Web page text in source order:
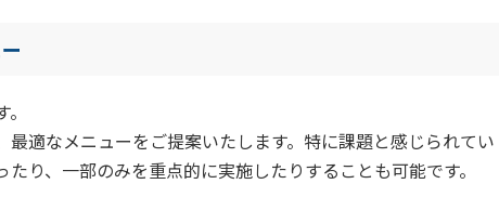
適なメニューをご提案いたします。特に課題と感じられてい
り、一部のみを重点的に実施したりすることも可能です。